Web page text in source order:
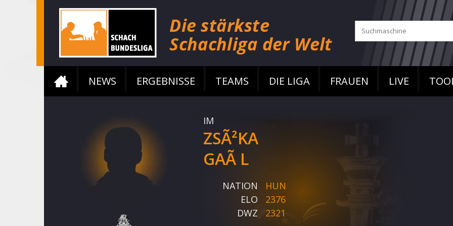
NEWS ERGEBNISSE TEAMS DIE LIGA FRAUEN LIVE
IM
ZSÃ²KA
GAÃ L
NATION
HUN
ELO
2376
DWZ
2321